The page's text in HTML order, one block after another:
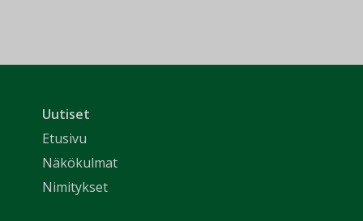
Uutiset
Etusivu
Näkökulmat
Nimitykset